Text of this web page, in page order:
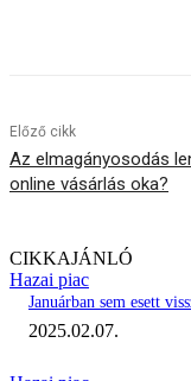
Előző cikk
Az elmagányosodás
online vásárlás oka?
CIKKAJÁNLÓ
Hazai piac
Januárban sem esett
2025.02.07.